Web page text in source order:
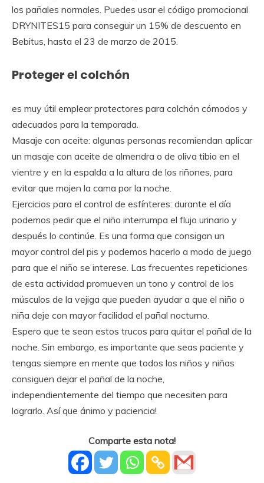
los pañales normales. Puedes usar el código promocional
DRYNITES15 para conseguir un 15% de descuento en
Bebitus, hasta el 23 de marzo de 2015.
Proteger el colchón
es muy útil emplear protectores para colchón cómodos y
adecuados para la temporada.
Masaje con aceite: algunas personas recomiendan aplicar
un masaje con aceite de almendra o de oliva tibio en el
vientre y en la espalda a la altura de los riñones, para
evitar que mojen la cama por la noche.
Ejercicios para el control de esfínteres: durante el día
podemos pedir que el niño interrumpa el flujo urinario y
después lo continúe. Es una forma que consigan un
mayor control del pis y podemos hacerlo a modo de juego
para que el niño se interese. Las frecuentes repeticiones
de esta actividad promueven un tono y control de los
músculos de la vejiga que pueden ayudar a que el niño o
niña deje con mayor facilidad el pañal nocturno.
Espero que te sean estos trucos para quitar el pañal de la
noche. Sin embargo, es importante que seas paciente y
tengas siempre en mente que todos los niños y niñas
consiguen dejar el pañal de la noche,
independientemente del tiempo que necesiten para
lograrlo. Así que ánimo y paciencia!
Comparte esta nota!